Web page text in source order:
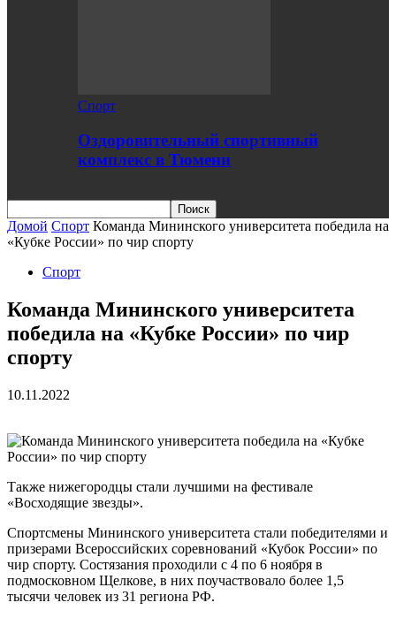
Спорт
Оздоровительный спортивный
комплекс в Тюмени
Домой Спорт Команда Мининского университета победила на
«Кубке России» по чир спорту
Спорт
Команда Мининского университета
победила на «Кубке России» по чир
спорту
10.11.2022
Также нижегородцы стали лучшими на фестивале
«Восходящие звезды».
Спортсмены Мининского университета стали победителями и
призерами Всероссийских соревнований «Кубок России» по
чир спорту. Состязания проходили с 4 по 6 ноября в
подмосковном Щелкове, в них поучаствовало более 1,5
тысячи человек из 31 региона РФ.